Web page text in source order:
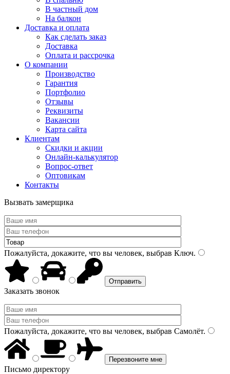
В частный дом
На балкон
Доставка и оплата
Как сделать заказ
Доставка
Оплата и рассрочка
О компании
Производство
Гарантия
Портфолио
Отзывы
Реквизиты
Вакансии
Карта сайта
Клиентам
Скидки и акции
Онлайн-калькулятор
Вопрос-ответ
Оптовикам
Контакты
Вызвать замерщика
Пожалуйста, докажите, что вы человек, выбрав Ключ.
Заказать звонок
Пожалуйста, докажите, что вы человек, выбрав Самолёт.
Письмо директору